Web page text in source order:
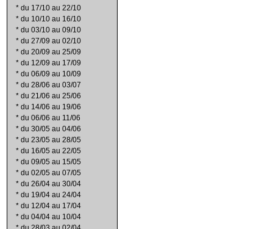
* du 17/10 au 22/10
* du 10/10 au 16/10
* du 03/10 au 09/10
* du 27/09 au 02/10
* du 20/09 au 25/09
* du 12/09 au 17/09
* du 06/09 au 10/09
* du 28/06 au 03/07
* du 21/06 au 25/06
* du 14/06 au 19/06
* du 06/06 au 11/06
* du 30/05 au 04/06
* du 23/05 au 28/05
* du 16/05 au 22/05
* du 09/05 au 15/05
* du 02/05 au 07/05
* du 26/04 au 30/04
* du 19/04 au 24/04
* du 12/04 au 17/04
* du 04/04 au 10/04